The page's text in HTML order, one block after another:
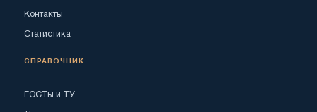
Контакты
Статистика
СПРАВОЧНИК
ГОСТы и ТУ